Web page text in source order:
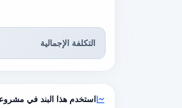
التكلفة الإجمالية
استخدم هذا البند في